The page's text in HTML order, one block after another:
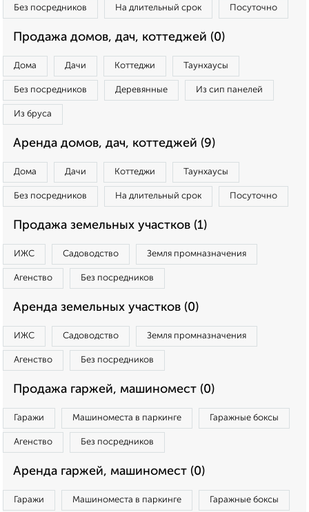
Без посредников На длительный срок Посуточно
Продажа домов, дач, коттеджей (0)
Дома Дачи Коттеджи Таунхаусы
Без посредников Деревянные Из сип панелей
Из бруса
Аренда домов, дач, коттеджей (9)
Дома Дачи Коттеджи Таунхаусы
Без посредников На длительный срок Посуточно
Продажа земельных участков (1)
ИЖС Садоводство Земля промназначения
Агенство Без посредников
Аренда земельных участков (0)
ИЖС Садоводство Земля промназначения
Агенство Без посредников
Продажа гаржей, машиномест (0)
Гаражи Машиноместа в паркинге Гаражные боксы
Агенство Без посредников
Аренда гаржей, машиномест (0)
Гаражи Машиноместа в паркинге Гаражные боксы